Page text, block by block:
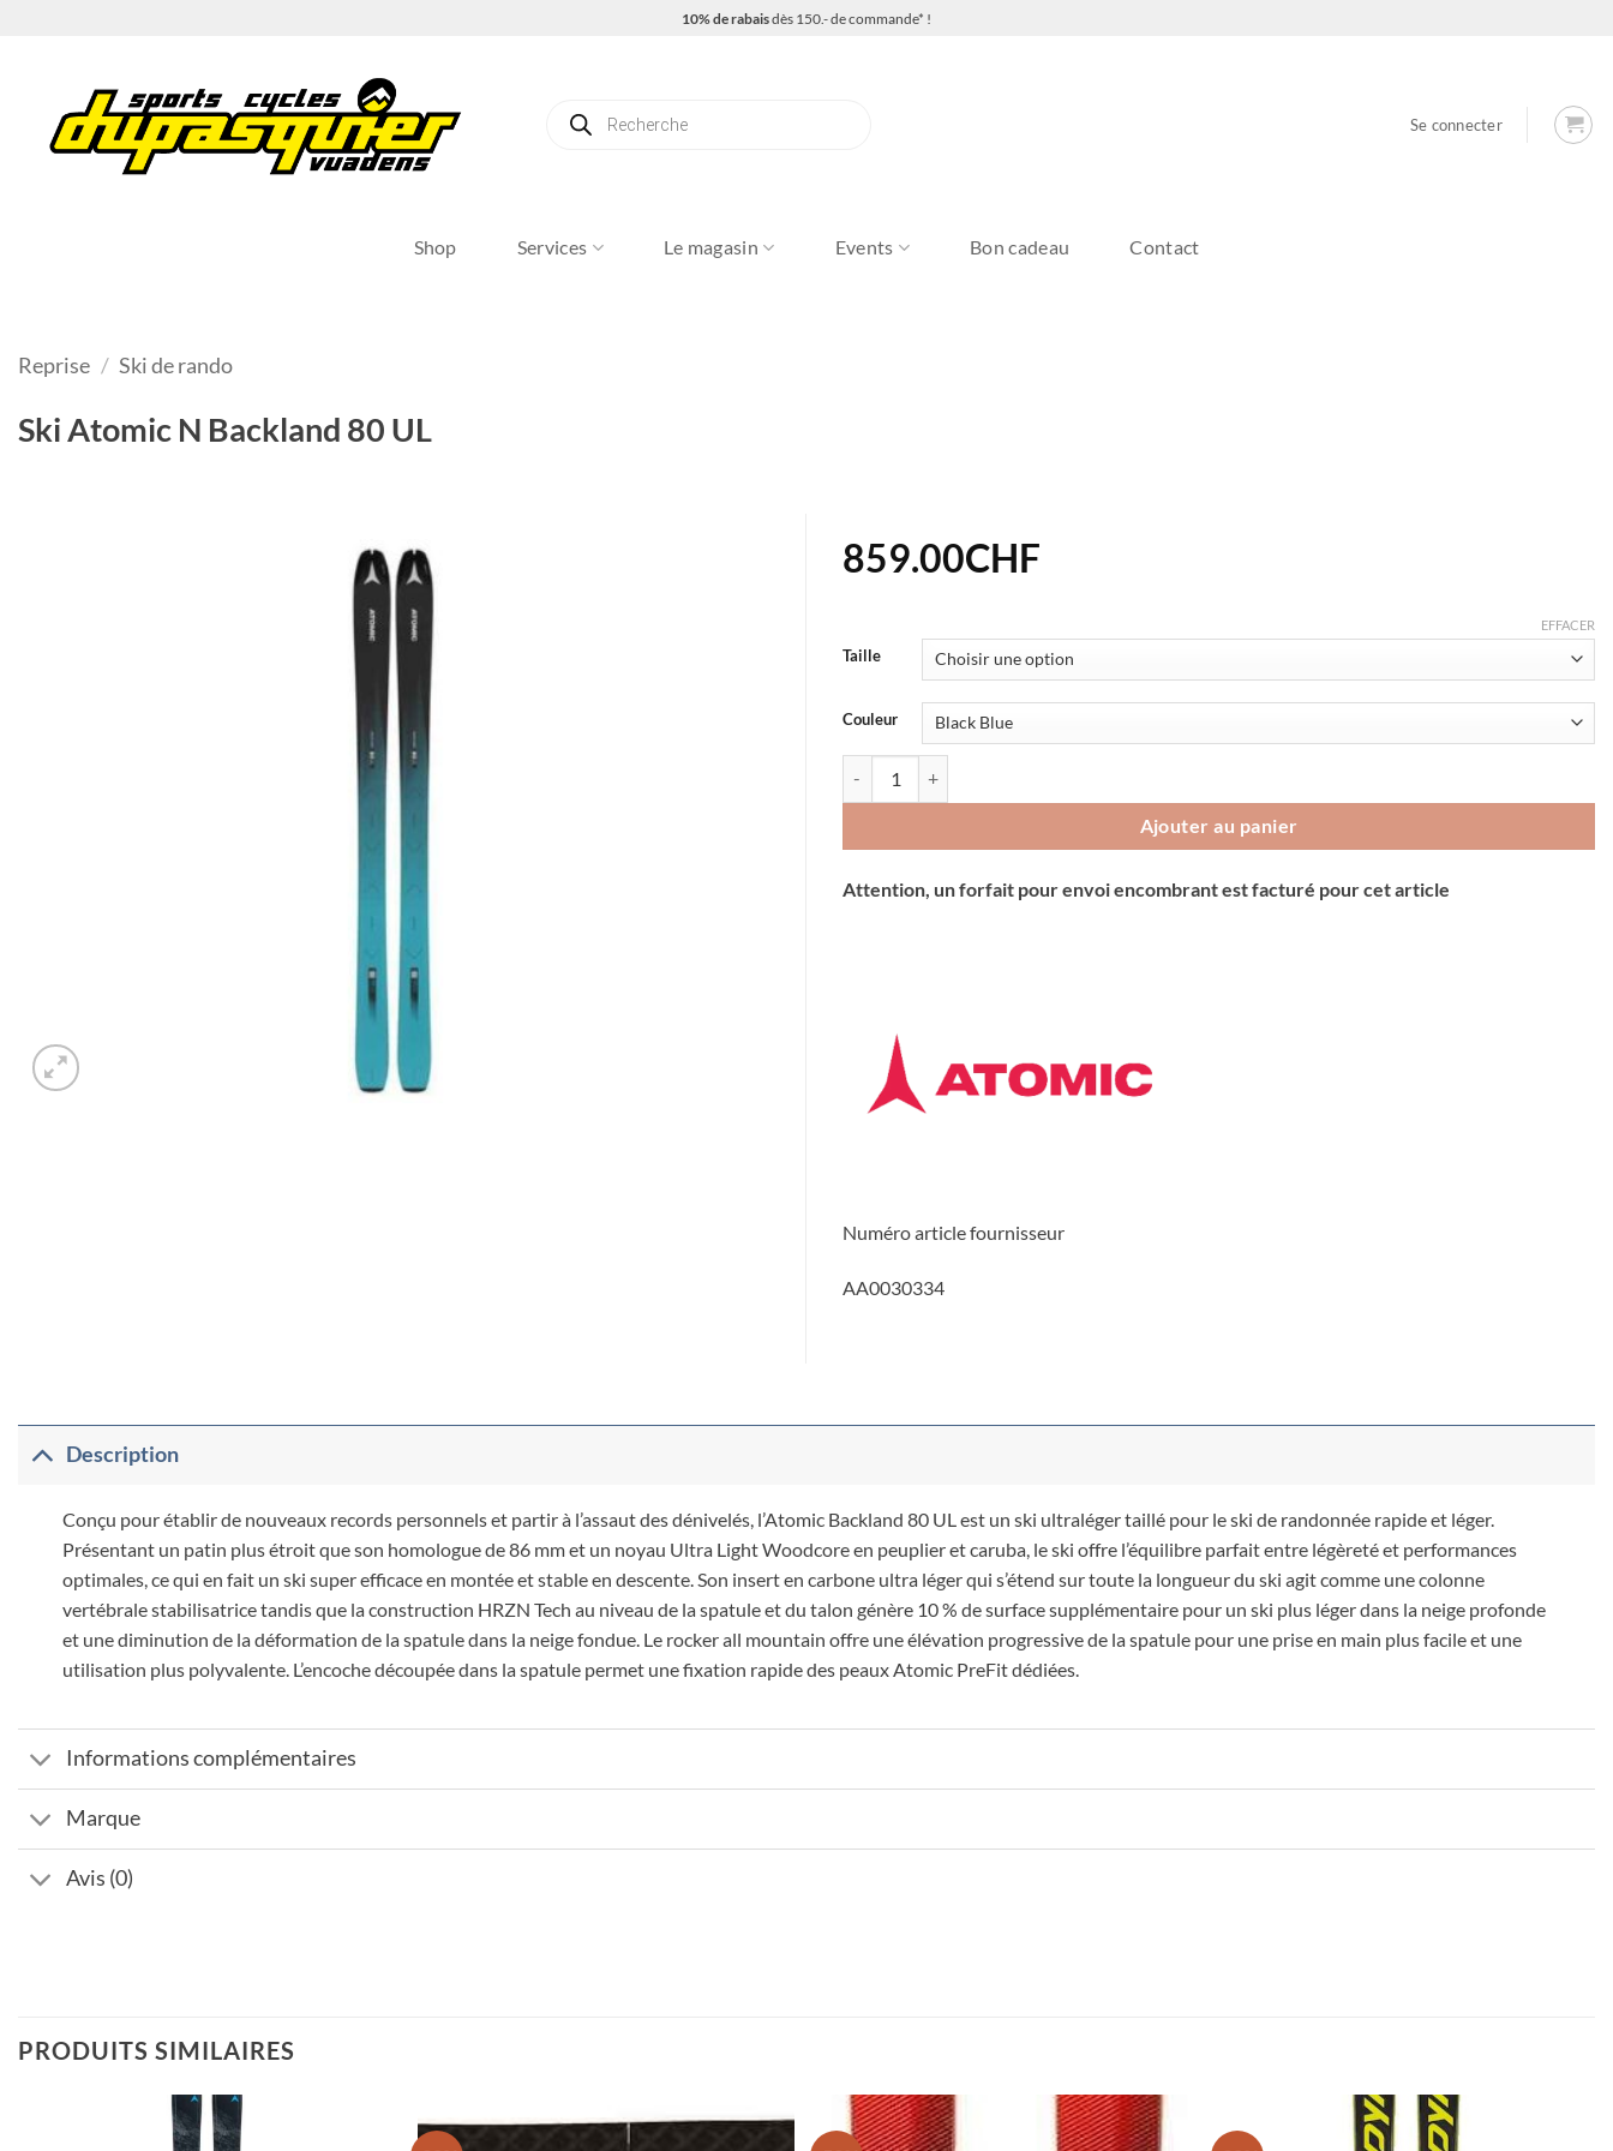
10% de rabaisdès 150.- de commande* !
produits
Se connecter
Shop Services Le magasin Events Bon cadeau Contact
Reprise / Ski de rando
Ski Atomic N Backland 80 UL
859.00CHF
Taille
Couleur
EFFACER
Ajouter au panier
Attention, un forfait pour envoi encombrant est facturé pour cet article
Numéro article fournisseur
AA0030334
Description
Conçu pour établir de nouveaux records personnels et partir à l’assaut des dénivelés, l’Atomic Backland 80 UL est un ski ultraléger taillé pour le ski de randonnée rapide et léger.
Présentant un patin plus étroit que son homologue de 86 mm et un noyau Ultra Light Woodcore en peuplier et caruba, le ski offre l’équilibre parfait entre légèreté et performances
optimales, ce qui en fait un ski super efficace en montée et stable en descente. Son insert en carbone ultra léger qui s’étend sur toute la longueur du ski agit comme une colonne
vertébrale stabilisatrice tandis que la construction HRZN Tech au niveau de la spatule et du talon génère 10 % de surface supplémentaire pour un ski plus léger dans la neige profonde
et une diminution de la déformation de la spatule dans la neige fondue. Le rocker all mountain offre une élévation progressive de la spatule pour une prise en main plus facile et une
utilisation plus polyvalente. L’encoche découpée dans la spatule permet une fixation rapide des peaux Atomic PreFit dédiées.
Informations complémentaires
Marque
Avis (0)
PRODUITS SIMILAIRES